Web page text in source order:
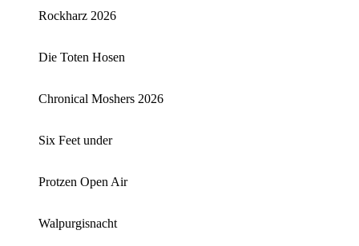
Rockharz 2026
Die Toten Hosen
Chronical Moshers 2026
Six Feet under
Protzen Open Air
Walpurgisnacht